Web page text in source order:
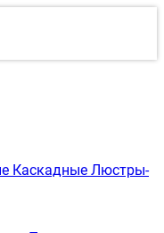
Каскадные Люстры-